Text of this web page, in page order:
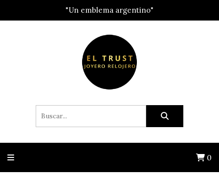
"Un emblema argentino"
0